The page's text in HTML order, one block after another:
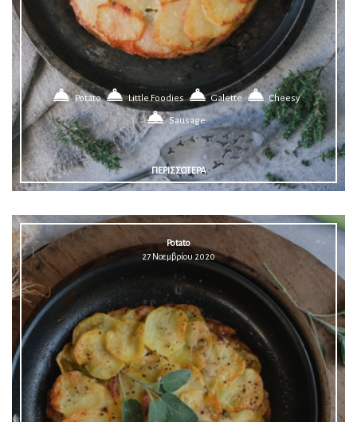
Potato Little Foodies Galette
Cheesy
Sausage
ΠΕΡΙΣΣΟΤΕΡΑ
Potato
27 Νοεμβρίου 2020